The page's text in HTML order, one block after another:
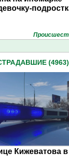
(4963)
Кижеватова в